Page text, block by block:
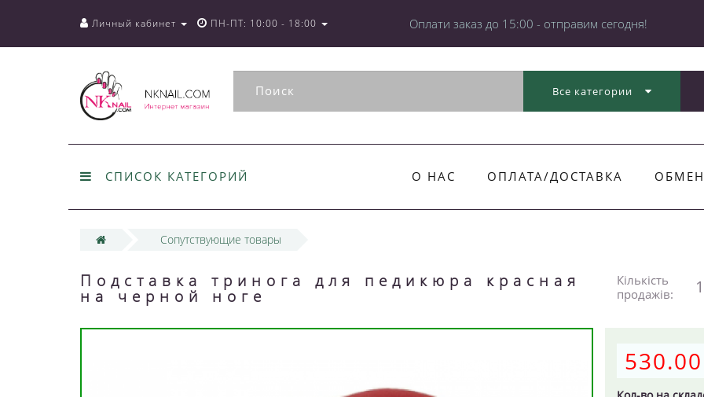
Оплати заказ до 15:00 - отправим сегодня!
Личный кабинет ПН-ПТ: 10:00 - 18:00
Все категории
СПИСОК КАТЕГОРИЙ О НАС ОПЛАТА/ДОСТАВКА
Сопутствующие товары
Подставка тринога для педикюра красная
на черной ноге
Кількість
продажів: